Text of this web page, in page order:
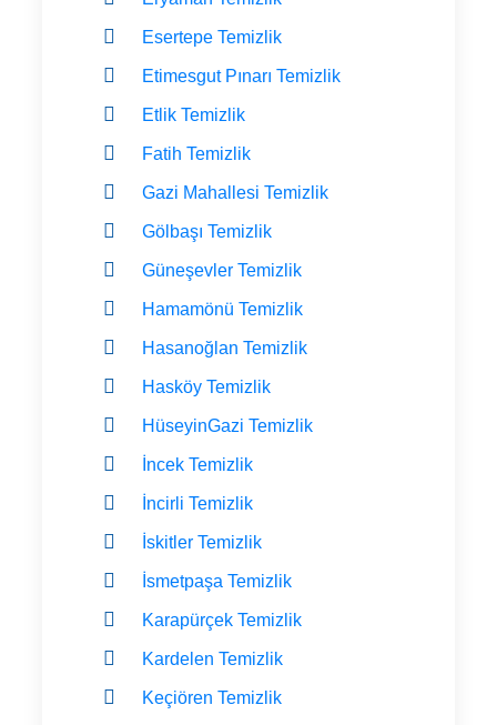
Esertepe Temizlik
Etimesgut Pınarı Temizlik
Etlik Temizlik
Fatih Temizlik
Gazi Mahallesi Temizlik
Gölbaşı Temizlik
Güneşevler Temizlik
Hamamönü Temizlik
Hasanoğlan Temizlik
Hasköy Temizlik
HüseyinGazi Temizlik
İncek Temizlik
İncirli Temizlik
İskitler Temizlik
İsmetpaşa Temizlik
Karapürçek Temizlik
Kardelen Temizlik
Keçiören Temizlik